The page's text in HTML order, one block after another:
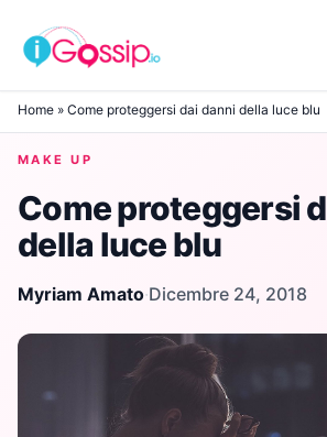
Skip to content
Home » Come proteggersi dai danni della luce blu
MAKE UP
Come proteggersi
della luce blu
Myriam Amato·Dicembre 24, 2018